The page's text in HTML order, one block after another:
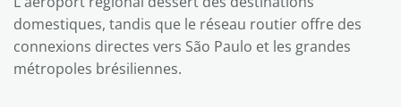
domestiques, tandis que le réseau routier offre des
connexions directes vers São Paulo et les grandes
métropoles brésiliennes.